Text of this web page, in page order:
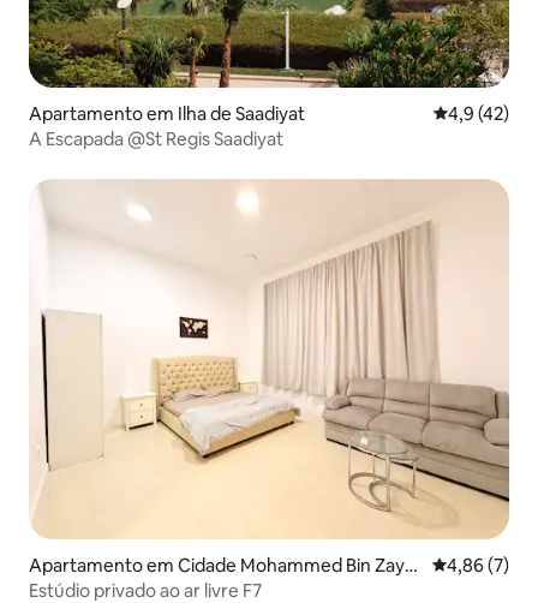
Apartamento em Ilha de Saadiyat
4,9 (42)
A Escapada @St Regis Saadiyat
Apartamento em Cidade Mohammed Bin Zaye
d
4,86 (7)
Estúdio privado ao ar livre F7